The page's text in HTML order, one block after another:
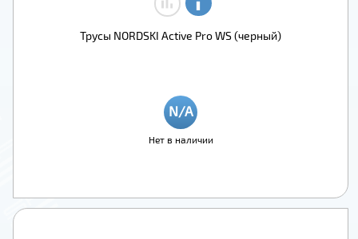
Трусы NORDSKI Active Pro WS (черный)
Нет в наличии